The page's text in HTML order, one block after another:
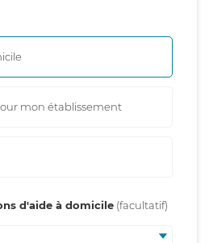
mon établissement
d'aide à domicile